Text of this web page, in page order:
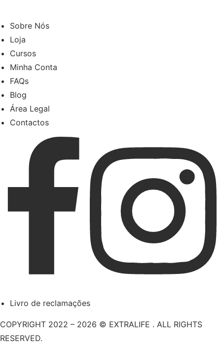
Sobre Nós
Loja
Cursos
Minha Conta
FAQs
Blog
Área Legal
Contactos
Livro de reclamações
COPYRIGHT 2022 – 2026 © EXTRALIFE . ALL RIGHTS
RESERVED.